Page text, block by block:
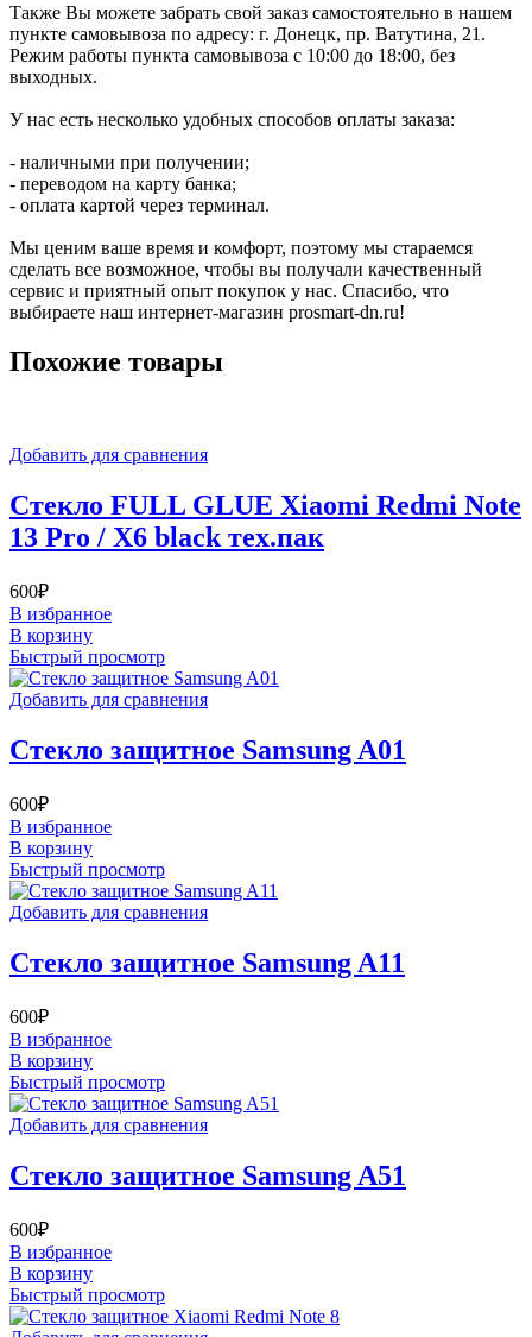
Также Вы можете забрать свой заказ самостоятельно в нашем
пункте самовывоза по адресу: г. Донецк, пр. Ватутина, 21.
Режим работы пункта самовывоза с 10:00 до 18:00, без
выходных.
У нас есть несколько удобных способов оплаты заказа:
- наличными при получении;
- переводом на карту банка;
- оплата картой через терминал.
Мы ценим ваше время и комфорт, поэтому мы стараемся
сделать все возможное, чтобы вы получали качественный
сервис и приятный опыт покупок у нас. Спасибо, что
выбираете наш интернет-магазин prosmart-dn.ru!
Похожие товары
Добавить для сравнения
Стекло FULL GLUE Xiaomi Redmi Note
13 Pro / X6 black тех.пак
600₽
В избранное
В корзину
Быстрый просмотр
Добавить для сравнения
Стекло защитное Samsung A01
600₽
В избранное
В корзину
Быстрый просмотр
Добавить для сравнения
Стекло защитное Samsung A11
600₽
В избранное
В корзину
Быстрый просмотр
Добавить для сравнения
Стекло защитное Samsung A51
600₽
В избранное
В корзину
Быстрый просмотр